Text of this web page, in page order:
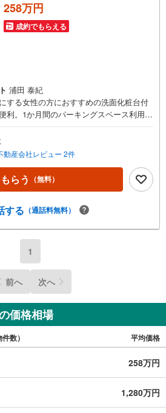
258万円
成約でもらえる
浦田 泰紀
する女性の方におすすめの洗面化粧台付
利。1か月間のパーキングスペース利用価
な3DKの物件となっており、内覧も大歓
が近いので、買い物に時間をかけずに済
の方には嬉しい、シューズボックス付き
れる日本ならではの押入には沢山の物を
きます。
動産会社レビュー 2件
らう （無料）
する （通話料無料）
1
前へ 次へ
価格相場
数） 平均価格
258万円
1,280万円